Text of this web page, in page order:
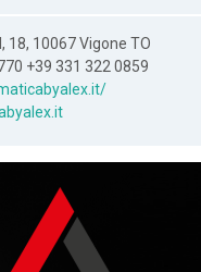
18, 10067 Vigone TO
+39 331 322 0859